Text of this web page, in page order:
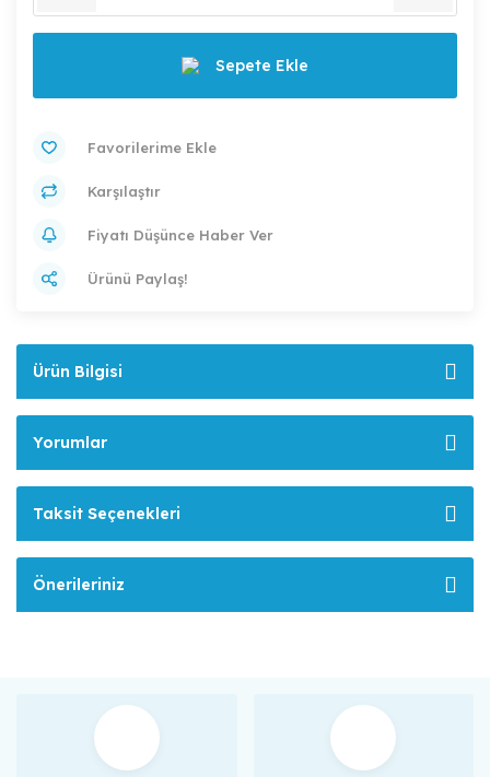
Sepete Ekle
Karşılaştır
Fiyatı Düşünce Haber Ver
Ürünü Paylaş!
Ürün Bilgisi
Yorumlar
Taksit Seçenekleri
Önerileriniz